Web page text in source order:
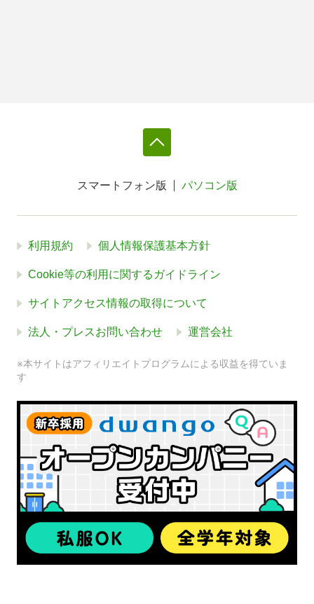
スマートフォン版 パソコン版
利用規約 個人情報保護基本方針
Cookie等の利用に関するガイドライン
サイトアクセス情報の取得について
法人・プレスお問い合わせ 運営会社
※本サイトはアフィリエイトプログラムによる収益を得ていま
す